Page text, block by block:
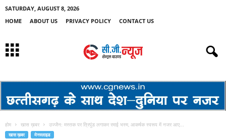
SATURDAY, AUGUST 8, 2026
HOME
ABOUT US PRIVACY POLICY CONTACT US
होम खास ख़बर उज्जैन: मस्तक पर त्रिपुंड लगाकर रमाई भस्म, आकर्षक स्वरूप में नजर आए...
खास ख़बर मेनस्लाइड